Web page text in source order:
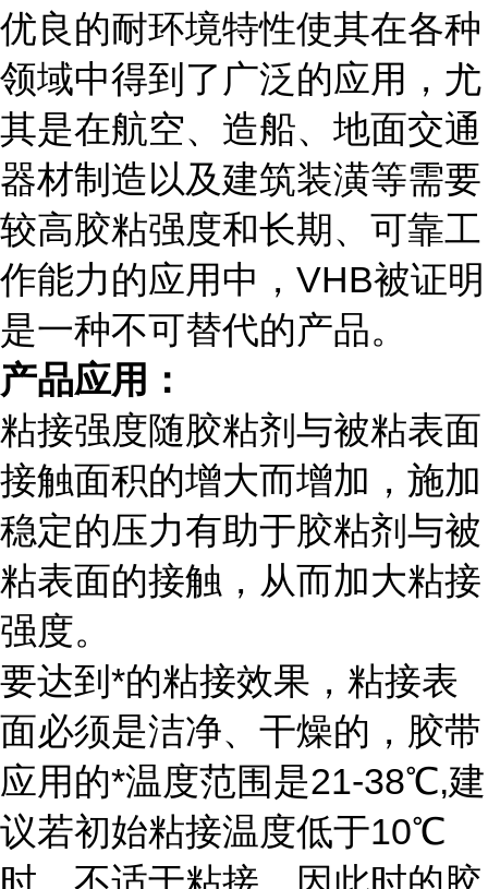
优良的耐环境特性使其在各种
领域中得到了广泛的应用，尤
其是在航空、造船、地面交通
器材制造以及建筑装潢等需要
较高胶粘强度和长期、可靠工
作能力的应用中，VHB被证明
是一种不可替代的产品。
产品应用：
粘接强度随胶粘剂与被粘表面
接触面积的增大而增加，施加
稳定的压力有助于胶粘剂与被
粘表面的接触，从而加大粘接
强度。
要达到*的粘接效果，粘接表
面必须是洁净、干燥的，胶带
应用的*温度范围是21-38℃,建
议若初始粘接温度低于10℃